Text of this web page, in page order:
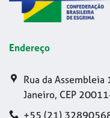
Endereço
Rua da
Janeiro, CEP
+55 (21)